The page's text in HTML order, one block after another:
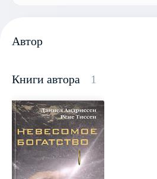
Автор
Книги автора 1